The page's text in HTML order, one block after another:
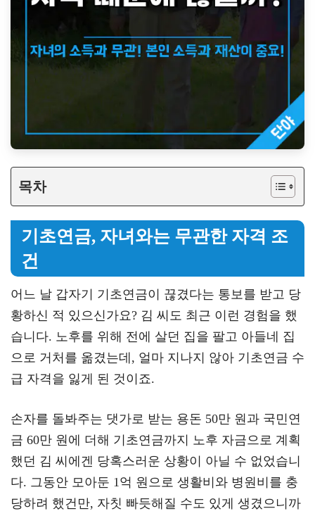
목차
기초연금, 자녀와는 무관한 자격 조
건
어느 날 갑자기 기초연금이 끊겼다는 통보를 받고 당
황하신 적 있으신가요? 김 씨도 최근 이런 경험을 했
습니다. 노후를 위해 전에 살던 집을 팔고 아들네 집
으로 거처를 옮겼는데, 얼마 지나지 않아 기초연금 수
급 자격을 잃게 된 것이죠.
손자를 돌봐주는 댓가로 받는 용돈 50만 원과 국민연
금 60만 원에 더해 기초연금까지 노후 자금으로 계획
했던 김 씨에겐 당혹스러운 상황이 아닐 수 없었습니
다. 그동안 모아둔 1억 원으로 생활비와 병원비를 충
당하려 했건만, 자칫 빠듯해질 수도 있게 생겼으니까